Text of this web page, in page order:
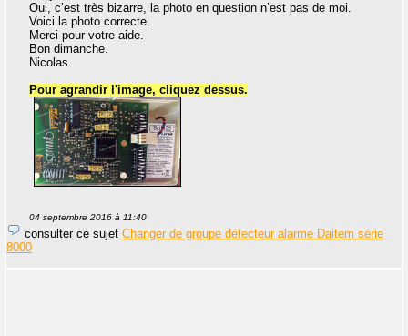
Oui, c’est très bizarre, la photo en question n’est pas de moi.
Voici la photo correcte.
Merci pour votre aide.
Bon dimanche.
Nicolas
Pour agrandir l'image, cliquez dessus.
04 septembre 2016 à 11:40
consulter ce sujet Changer de groupe détecteur alarme Daitem série
8000